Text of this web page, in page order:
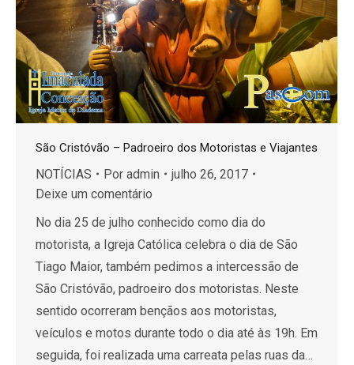
São Cristóvão – Padroeiro dos Motoristas e Viajantes
NOTÍCIAS Por admin
julho 26, 2017
Deixe um comentário
No dia 25 de julho conhecido como dia do
motorista, a Igreja Católica celebra o dia de São
Tiago Maior, também pedimos a intercessão de
São Cristóvão, padroeiro dos motoristas. Neste
sentido ocorreram bençãos aos motoristas,
veículos e motos durante todo o dia até às 19h. Em
seguida, foi realizada uma carreata pelas ruas da…